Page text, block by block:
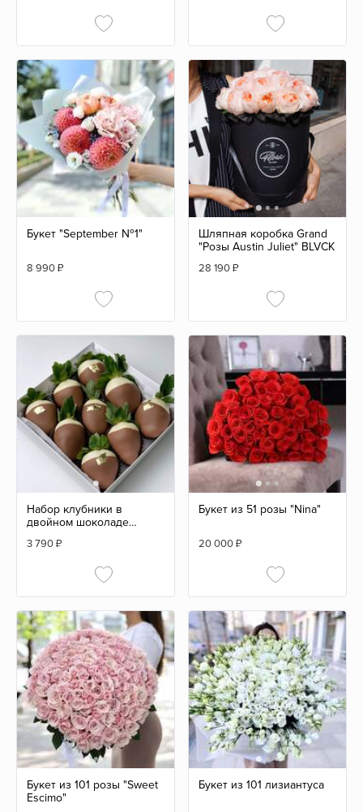
Букет "September №1"
8 990₽
Шляпная коробка Grand
"Розы Austin Juliet" BLVCK
28 190₽
Набор клубники в
двойном шоколаде
3 790₽
Букет из 51 розы "Nina"
20 000₽
Букет из 101 розы "Sweet
Escimo"
Букет из 101 лизиантуса